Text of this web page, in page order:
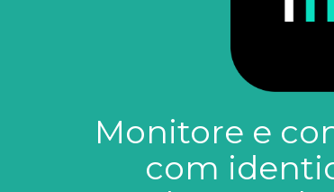
Monitore e
com